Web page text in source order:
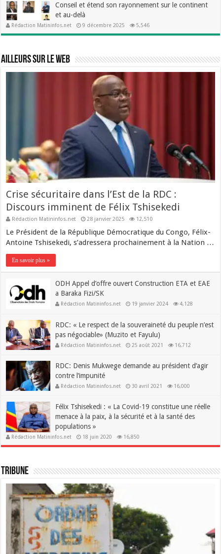
Conseil et étend son rayonnement sur le continent
et au-delà
Rédaction Matininfos.net 9 décembre 2025 5,546
Ailleurs sur le web
Crise sécuritaire dans l’Est de la RDC :
Discours imminent de Félix Tshisekedi
Rédaction Matininfos.net 28 janvier 2025 12,510
Le Président de la République Démocratique du Congo, Félix-
Antoine Tshisekedi, s’adressera prochainement à la Nation …
En savoir plus »
ODH Appel d’offre ouvert Construction ETA et EAE
a Baraka Fizi/SK
Rédaction Matininfos.net 19 janvier 2024 4,128
RDC: « Le respect de la souveraineté du peuple n’est
pas négociable» (Muzito et Fayulu)
Rédaction Matininfos.net 25 août 2021 16,712
RDC: Denis Mukwege demande au président d’agir
contre l’impunité
Rédaction Matininfos.net 30 avril 2021 16,000
Félix Tshisekedi : « La Covid-19 constitue une réelle
menace à la paix, à la sécurité et à la santé des
populations »
Rédaction Matininfos.net 18 juin 2020 16,850
Tribune